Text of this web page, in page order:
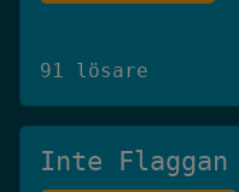
91 lösare
Inte Flaggan